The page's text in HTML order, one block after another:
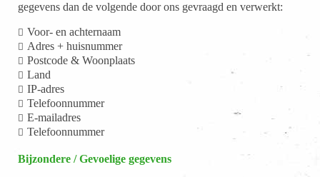
gegevens dan de volgende door ons gevraagd en verwerkt:
Voor- en achternaam
Adres + huisnummer
Postcode & Woonplaats
Land
IP-adres
Telefoonnummer
E-mailadres
Telefoonnummer
Bijzondere / Gevoelige gegevens